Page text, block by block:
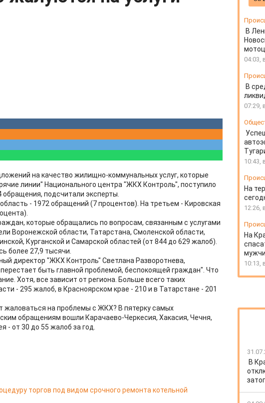
на качество жилищно-коммунальных услуг, которые
линии" Национального центра "ЖКХ Контроль", поступило
обращения, подсчитали эксперты.
- 1972 обращений (7 процентов). На третьем - Кировская
которые обращались по вопросам, связанным с услугами
Воронежской области, Татарстана, Смоленской области,
Курганской и Самарской областей (от 844 до 629 жалоб).
более 27,9 тысячи.
директор "ЖКХ Контроль" Светлана Разворотнева,
быть главной проблемой, беспокоящей граждан". Что
Хотя, все зависит от региона. Больше всего таких
- 295 жалоб, в Красноярском крае - 210 и в Татарстане - 201
жаловаться на проблемы с ЖКХ? В пятерку самых
обращениям вошли Карачаево-Черкесия, Хакасия, Чечня,
- от 30 до 55 жалоб за год.
торгов под видом срочного ремонта котельной
В
04:03,
В
07:29,
10:43,
На
12:26,
На
10:13,
В